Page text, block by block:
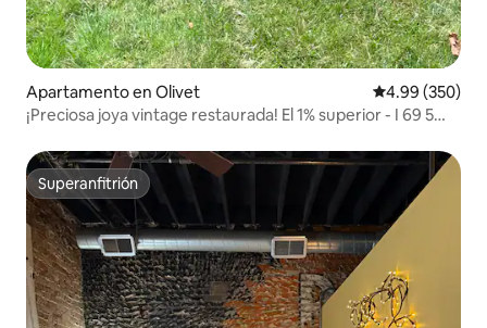
Apartamento en Olivet Calificación
4.99 (350)
¡Preciosa joya vintage restaurada! El 1% superior - I 69 5
Superanfitrión
Superanfitrión